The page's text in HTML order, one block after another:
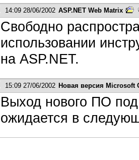
14:09 28/06/2002 ASP.NET Web Matrix
Свободно
использовании
на ASP.NET.
15:09 27/06/2002 Новая версия Microsoft
Выход нового ПО
ожидается в